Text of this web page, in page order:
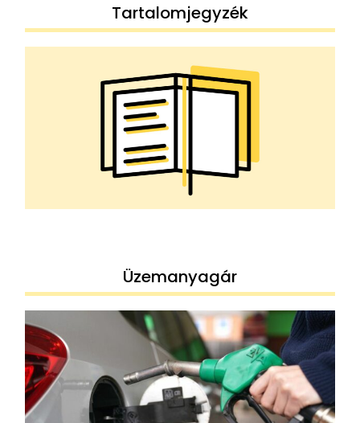
Tartalomjegyzék
Üzemanyagár